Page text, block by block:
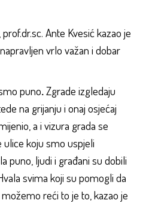
Ante Kvesić kazao je
vrlo važan i dobar
puno.Zgrade izgledaju
na grijanju i onaj osjećaj
a i vizura grada se
koju smo uspjeli
puno, ljudi i građani su dobili
svima koji su pomogli da
reći to je to, kazao je